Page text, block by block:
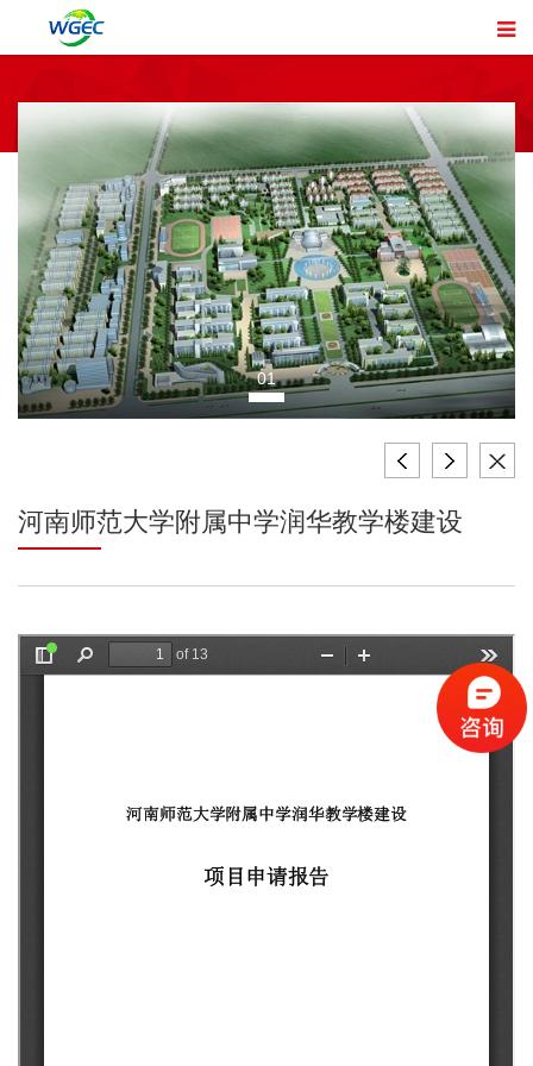
01
河南师范大学附属中学润华教学楼建设